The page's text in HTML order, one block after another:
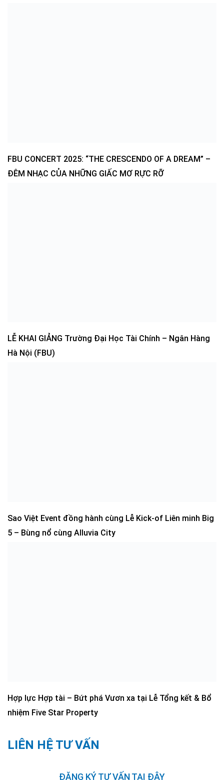
FBU CONCERT 2025: “THE CRESCENDO OF A DREAM” –
ĐÊM NHẠC CỦA NHỮNG GIẤC MƠ RỰC RỠ
LỄ KHAI GIẢNG Trường Đại Học Tài Chính – Ngân Hàng
Hà Nội (FBU)
Sao Việt Event đồng hành cùng Lễ Kick-of Liên minh Big
5 – Bùng nổ cùng Alluvia City
Hợp lực Hợp tài – Bứt phá Vươn xa tại Lễ Tổng kết & Bổ
nhiệm Five Star Property
LIÊN HỆ TƯ VẤN
ĐĂNG KÝ TƯ VẤN TẠI ĐÂY